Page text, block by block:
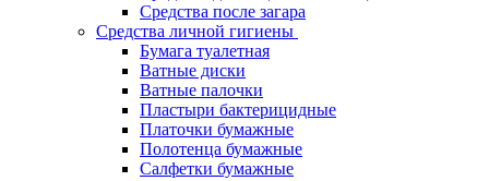
Средства после загара
Средства личной гигиены
Бумага туалетная
Ватные диски
Ватные палочки
Пластыри бактерицидные
Платочки бумажные
Полотенца бумажные
Салфетки бумажные